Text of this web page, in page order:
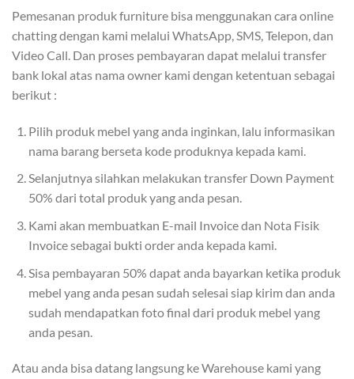
Pemesanan produk furniture bisa menggunakan cara online
chatting dengan kami melalui WhatsApp, SMS, Telepon, dan
Video Call. Dan proses pembayaran dapat melalui transfer
bank lokal atas nama owner kami dengan ketentuan sebagai
berikut :
Pilih produk mebel yang anda inginkan, lalu informasikan
nama barang berseta kode produknya kepada kami.
Selanjutnya silahkan melakukan transfer Down Payment
50% dari total produk yang anda pesan.
Kami akan membuatkan E-mail Invoice dan Nota Fisik
Invoice sebagai bukti order anda kepada kami.
Sisa pembayaran 50% dapat anda bayarkan ketika produk
mebel yang anda pesan sudah selesai siap kirim dan anda
sudah mendapatkan foto final dari produk mebel yang
anda pesan.
Atau anda bisa datang langsung ke Warehouse kami yang